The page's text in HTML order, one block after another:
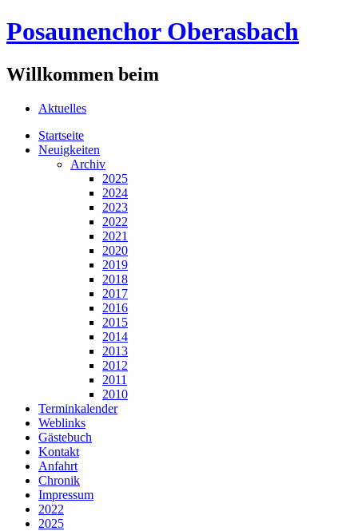
Posaunenchor Oberasbach
Willkommen beim
Aktuelles
Startseite
Neuigkeiten
Archiv
2025
2024
2023
2022
2021
2020
2019
2018
2017
2016
2015
2014
2013
2012
2011
2010
Terminkalender
Weblinks
Gästebuch
Kontakt
Anfahrt
Chronik
Impressum
2022
2025